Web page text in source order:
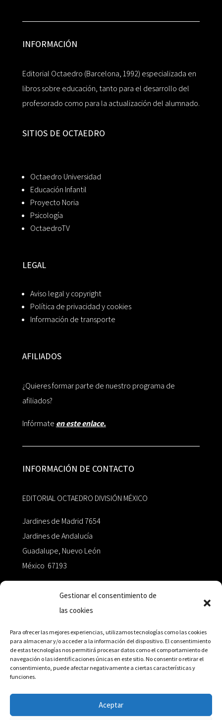
Gestionar el consentimiento de
las cookies
Para ofrecer las mejores experiencias, utilizamos tecnologías como las cookies
para almacenar y/o acceder a la información del dispositivo. El consentimiento
de estas tecnologías nos permitirá procesar datos como el comportamiento de
navegación o las identificaciones únicas en este sitio. No consentir o retirar el
consentimiento, puede afectar negativamente a ciertas características y
funciones.
Aceptar
INFORMACIÓN
Editorial Octaedro (Barcelona, 1992) especializada en
libros sobre educación, tanto para el desarrollo del
profesorado como para la actualización del alumnado.
SITIOS DE OCTAEDRO
Octaedro Universidad
Educación Infantil
Proyecto Noria
Psicología
OctaedroTV
LEGAL
Aviso legal y copyright
Política de privacidad y cookies
Información de transporte
AFILIADOS
¿Quieres formar parte de nuestro programa de
afiliados?
Infórmate en este enlace.
INFORMACIÓN DE CONTACTO
EDITORIAL OCTAEDRO DIVISIÓN MÉXICO
Jardines de Madrid 7654
Jardines de Andalucía
Guadalupe, Nuevo León
México 67193
+52 811.499.5638
RED DE DISTRIBUCIÓN
Distribuidores en México y Octaedro internacional